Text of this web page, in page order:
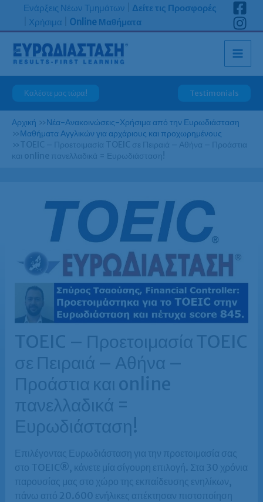
Μετάβαση
περιεχόμενο
Ενάρξεις Νέων Τμημάτων
Δείτε τις Προσφορές
Χρήσιμα Online Μαθήματα
Καλέστε μας τώρα! Testimonials
Αρχική »Νέα-Ανακοινώσεις-Χρήσιμα από την Ευρωδιάσταση
»Μαθήματα Αγγλικών για αρχάριους και προχωρημένους
»TOEIC – Προετοιμασία TOEIC σε Πειραιά – Αθήνα – Προάστια
και online πανελλαδικά = Ευρωδιάσταση!
TOEIC – Προετοιμασία TOEIC
σε Πειραιά – Αθήνα –
Προάστια και online
πανελλαδικά =
Ευρωδιάσταση!
Επιλέγοντας Ευρωδιάσταση για την προετοιμασία σας
στο TOEIC®, κάνετε μία σίγουρη επιλογή. Στα 30 χρόνια
παρουσίας μας στο χώρο της εκπαίδευσης ενηλίκων,
πάνω από 20.600 ενήλικες απέκτησαν πιστοποίηση